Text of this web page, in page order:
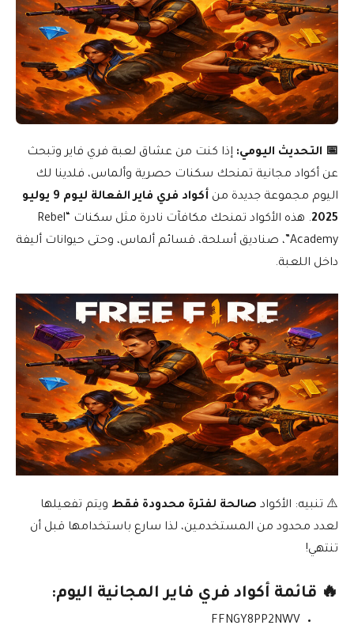
📅 التحديث اليومي: إذا كنت من عشاق لعبة فري فاير وتبحث
عن أكواد مجانية تمنحك سكنات حصرية وألماس، فلدينا لك
اليوم مجموعة جديدة من
أكواد فري فاير الفعالة ليوم 9 يوليو
2025
. هذه الأكواد تمنحك مكافآت نادرة مثل سكنات “Rebel
Academy”، صناديق أسلحة، قسائم ألماس، وحتى حيوانات أليفة
داخل اللعبة.
⚠️ تنبيه: الأكواد صالحة لفترة محدودة فقط ويتم تفعيلها
لعدد محدود من المستخدمين، لذا سارع باستخدامها قبل أن
تنتهي!
🔥 قائمة أكواد فري فاير المجانية اليوم:
FFNGY8PP2NWV